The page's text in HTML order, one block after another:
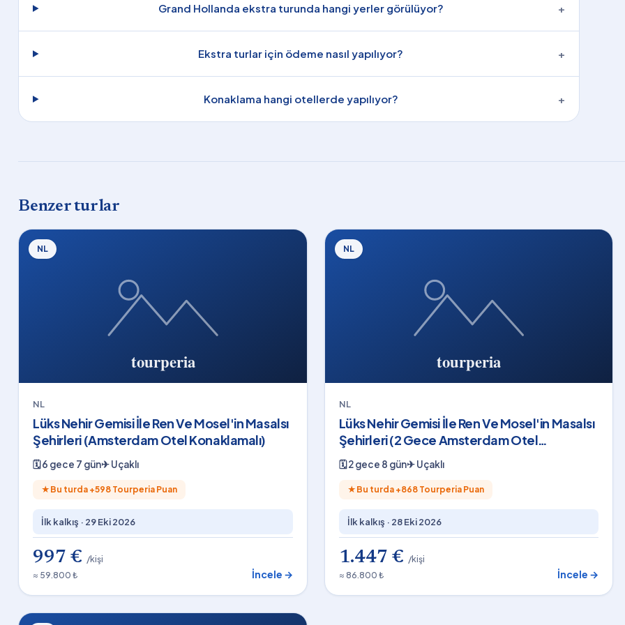
Grand Hollanda ekstra turunda hangi yerler görülüyor? +
Ekstra turlar için ödeme nasıl yapılıyor? +
Konaklama hangi otellerde yapılıyor? +
Benzer turlar
NL
NL
Lüks Nehir Gemisi İle Ren Ve Mosel'in Masalsı
Şehirleri (Amsterdam Otel Konaklamalı)
🗓6 gece 7 gün✈Uçaklı
★ Bu turda +598 Tourperia Puan
İlk kalkış · 29 Eki 2026
997 € /kişi
≈ 59.800 ₺
İncele →
NL
NL
Lüks Nehir Gemisi İle Ren Ve Mosel'in Masalsı
Şehirleri (2 Gece Amsterdam Otel
Konaklamalı)
🗓2 gece 8 gün✈Uçaklı
★ Bu turda +868Tourperia Puan
İlk kalkış · 28 Eki 2026
1.447 € /kişi
≈ 86.800 ₺
İncele →